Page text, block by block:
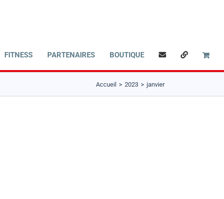
FITNESS PARTENAIRES BOUTIQUE
Accueil 2023 janvier